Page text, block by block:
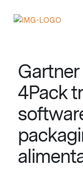
4Pack